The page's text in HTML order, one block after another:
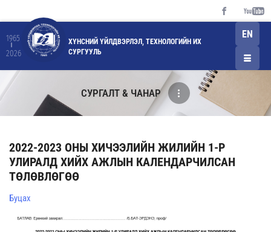
1965
2026
ХҮНСНИЙ ҮЙЛДВЭРЛЭЛ, ТЕХНОЛОГИЙН ИХ
СУРГУУЛЬ
EN
СУРГАЛТ & ЧАНАР
2022-2023 ОНЫ ХИЧЭЭЛИЙН ЖИЛИЙН 1-Р
УЛИРАЛД ХИЙХ АЖЛЫН КАЛЕНДАРЧИЛСАН
ТӨЛӨВЛӨГӨӨ
Буцах